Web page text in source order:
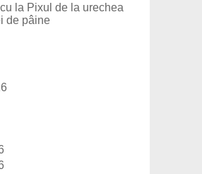
la Pixul de la urechea
de pâine